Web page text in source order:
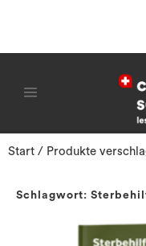
Start / Produkte
Schlagwort: